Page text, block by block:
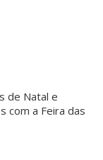
de Natal e
com a Feira das